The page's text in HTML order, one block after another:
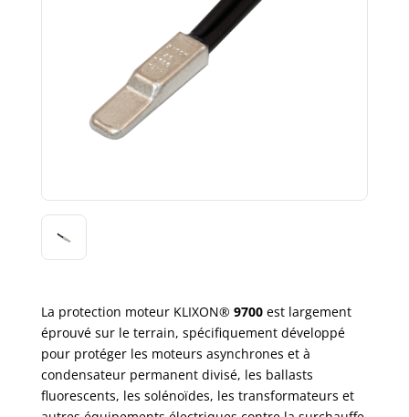
La protection moteur KLIXON® 9700est largement
éprouvé sur le terrain, spécifiquement développé
pour protéger les moteurs asynchrones et à
condensateur permanent divisé, les ballasts
fluorescents, les solénoïdes, les transformateurs et